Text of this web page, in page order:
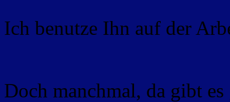
Ich benutze Ihn auf der
Doch manchmal, da gibt